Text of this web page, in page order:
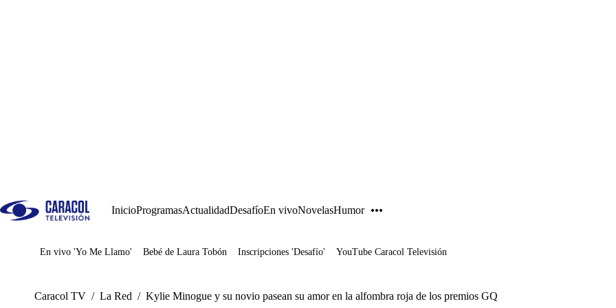
InicioProgramasActualidadDesafíoEn vivoNovelasHumor
Juegos
En vivo 'Yo Me Llamo' Bebé de Laura Tobón Inscripciones 'Desafío' YouTube Caracol Televisión
Caracol TV / La Red / Kylie Minogue y su novio pasean su amor en la alfombra roja de los premios GQ